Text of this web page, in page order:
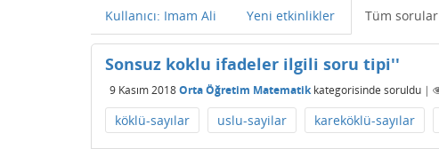
Kullanıcı: Imam Ali Yeni etkinlikler Tüm sorular
Sonsuz koklu ifadeler ilgili soru tipi''
9 Kasım 2018Orta Öğretim Matematikkategorisinde soruldu |
köklü-sayılar uslu-sayilar kareköklü-sayılar